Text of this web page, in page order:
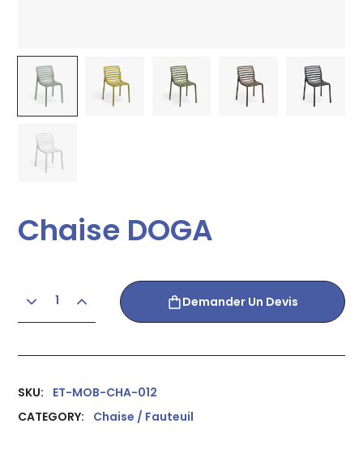
Chaise DOGA
Demander Un Devis
SKU:
ET-MOB-CHA-012
CATEGORY:
Chaise / Fauteuil